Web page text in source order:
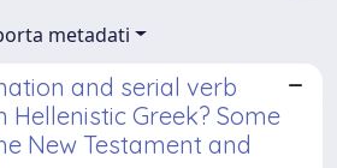
metadati
and serial verb
Hellenistic Greek? Some
New Testament and